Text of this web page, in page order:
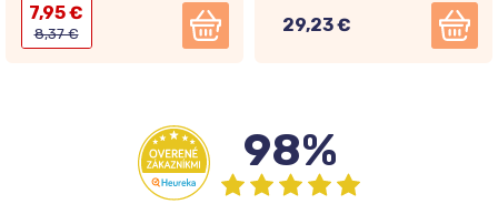
7,95 €
8,37 € 29,23 €
98%